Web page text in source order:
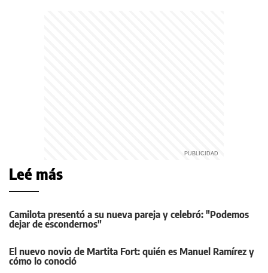
Leé más
Camilota presentó a su nueva pareja y celebró: "Podemos
dejar de escondernos"
El nuevo novio de Martita Fort: quién es Manuel Ramírez y
cómo lo conoció